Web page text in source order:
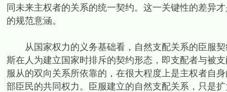
同未来主权者的关系的统一契约。这一关键性的差异
的规范意涵。
从国家权力的义务基础看，自然支配关系的臣服契
斯在人为建立国家时排斥的契约形态，即支配者与被
服从的双向关系所依靠的，在很大程度上是主权者自
部臣民的共同权力。臣服建立的自然支配关系，只是